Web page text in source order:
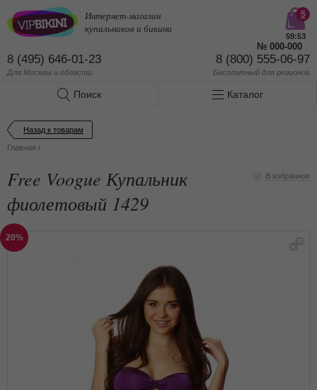
Интернет-магазин
купальников и бикини
8 (495) 646-01-23
Для Москвы и области
8 (800) 555-06-97
Бесплатный для регионов
5
59:53
№ 000-000
Поиск Каталог
Назад к товарам
Главная /
Free Voogue Купальник
фиолетовый 1429
В избранное
20%